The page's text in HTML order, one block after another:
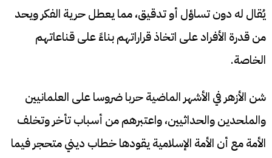
يُقال له دون تساؤل أو تدقيق، مما يعطل حرية الفكر ويحد
من قدرة الأفراد على اتخاذ قراراتهم بناءً على قناعاتهم
الخاصة.
شن الأزهر في الأشهر الماضية حربا ضروسا على العلمانيين
والملحدين والحداثيين، واعتبرهم من أسباب تأخر وتخلف
الأمة مع أن الأمة الإسلامية يقودها خطاب ديني متحجر فيما